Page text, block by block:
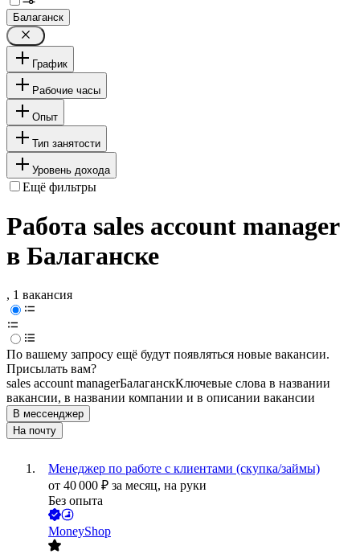
Балаганск
График
Рабочие часы
Опыт
Тип занятости
Уровень дохода
Ещё фильтры
Работа sales account manager
в Балаганске
, 1 вакансия
По вашему запросу ещё будут появляться новые вакансии.
Присылать вам?
sales account managerБалаганскКлючевые слова в названии
вакансии, в названии компании и в описании вакансии
В мессенджер
На почту
Менеджер по работе с клиентами (скупка/займы)
от 40 000 ₽ за месяц, на руки
Без опыта
MoneyShop